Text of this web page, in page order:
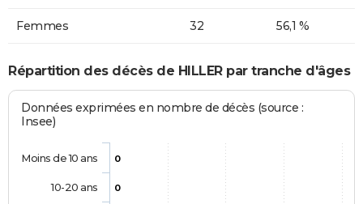
Femmes 32 56,1 %
Répartition des décès de HILLER par tranche d'âges
Données exprimées en nombre de décès (source :
Insee)
0
0
Moins de 10 ans
10-20 ans